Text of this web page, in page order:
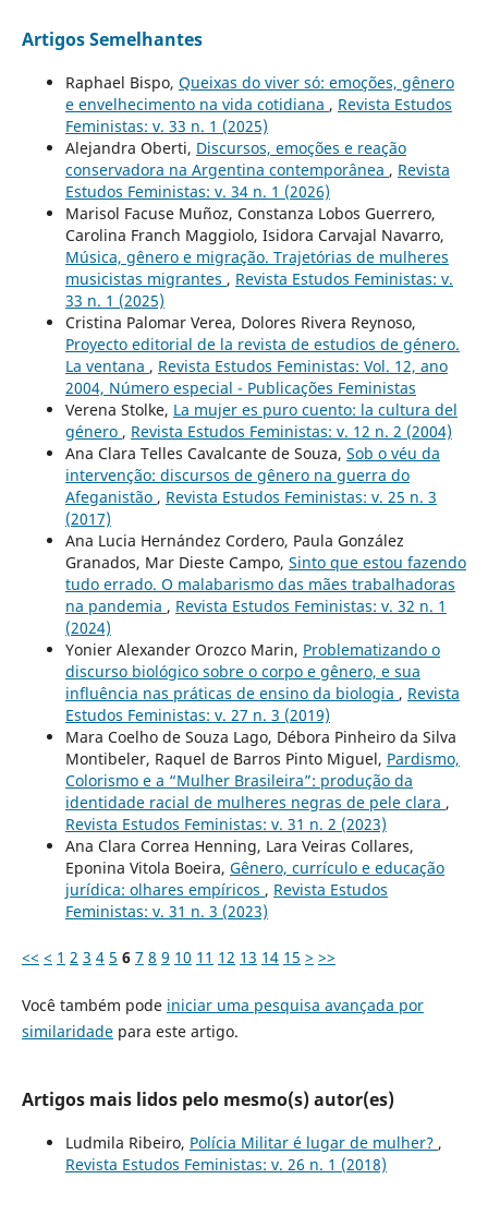
Artigos Semelhantes
Raphael Bispo, Queixas do viver só: emoções, gênero
e envelhecimento na vida cotidiana , Revista Estudos
Feministas: v. 33 n. 1 (2025)
Alejandra Oberti, Discursos, emoções e reação
conservadora na Argentina contemporânea , Revista
Estudos Feministas: v. 34 n. 1 (2026)
Marisol Facuse Muñoz, Constanza Lobos Guerrero,
Carolina Franch Maggiolo, Isidora Carvajal Navarro,
Música, gênero e migração. Trajetórias de mulheres
musicistas migrantes , Revista Estudos Feministas: v.
33 n. 1 (2025)
Cristina Palomar Verea, Dolores Rivera Reynoso,
Proyecto editorial de la revista de estudios de género.
La ventana , Revista Estudos Feministas: Vol. 12, ano
2004, Número especial - Publicações Feministas
Verena Stolke, La mujer es puro cuento: la cultura del
género , Revista Estudos Feministas: v. 12 n. 2 (2004)
Ana Clara Telles Cavalcante de Souza, Sob o véu da
intervenção: discursos de gênero na guerra do
Afeganistão , Revista Estudos Feministas: v. 25 n. 3
(2017)
Ana Lucia Hernández Cordero, Paula González
Granados, Mar Dieste Campo, Sinto que estou fazendo
tudo errado. O malabarismo das mães trabalhadoras
na pandemia , Revista Estudos Feministas: v. 32 n. 1
(2024)
Yonier Alexander Orozco Marin, Problematizando o
discurso biológico sobre o corpo e gênero, e sua
influência nas práticas de ensino da biologia , Revista
Estudos Feministas: v. 27 n. 3 (2019)
Mara Coelho de Souza Lago, Débora Pinheiro da Silva
Montibeler, Raquel de Barros Pinto Miguel, Pardismo,
Colorismo e a “Mulher Brasileira”: produção da
identidade racial de mulheres negras de pele clara ,
Revista Estudos Feministas: v. 31 n. 2 (2023)
Ana Clara Correa Henning, Lara Veiras Collares,
Eponina Vitola Boeira, Gênero, currículo e educação
jurídica: olhares empíricos , Revista Estudos
Feministas: v. 31 n. 3 (2023)
<< < 1 2 3 4 5 6 7 8 9 10 11 12 13 14 15 > >>
Você também pode iniciar uma pesquisa avançada por
similaridadepara este artigo.
Artigos mais lidos pelo mesmo(s) autor(es)
Ludmila Ribeiro, Polícia Militar é lugar de mulher? ,
Revista Estudos Feministas: v. 26 n. 1 (2018)